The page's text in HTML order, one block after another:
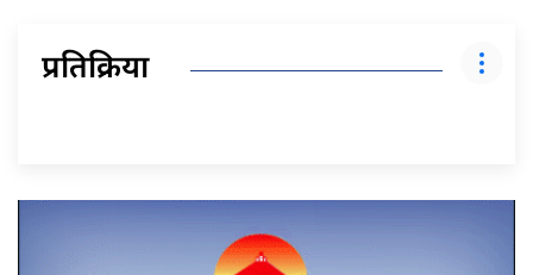
प्रतिक्रिया